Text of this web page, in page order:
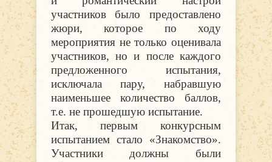
участников было предоставлено
жюри, которое по ходу
мероприятия не только оценивала
участников, но и после каждого
предложенного испытания,
исключала пару, набравшую
наименьшее количество баллов,
т.е. не прошедшую испытание.
Итак, первым конкурсным
испытанием стало «Знакомство».
Участники должны были